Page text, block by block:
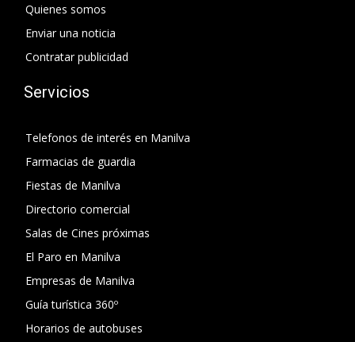
Quienes somos
Enviar una noticia
Contratar publicidad
Servicios
Telefonos de interés en Manilva
Farmacias de guardia
Fiestas de Manilva
Directorio comercial
Salas de Cines próximas
El Paro en Manilva
Empresas de Manilva
Guía turística 360º
Horarios de autobuses